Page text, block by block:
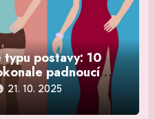
postavy: 10
padnoucí
21. 10. 2025